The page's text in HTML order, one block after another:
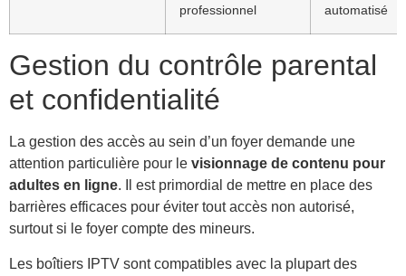
professionnel
automatisé
Gestion du contrôle parental
et confidentialité
La gestion des accès au sein d’un foyer demande une
attention particulière pour le visionnage de contenu pour
adultes en ligne. Il est primordial de mettre en place des
barrières efficaces pour éviter tout accès non autorisé,
surtout si le foyer compte des mineurs.
Les boîtiers IPTV sont compatibles avec la plupart des